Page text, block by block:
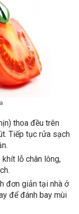
thoa đều trên
Tiếp tục rửa sạch
lỗ chân lông,
đơn giản tại nhà ở
để đánh bay mùi